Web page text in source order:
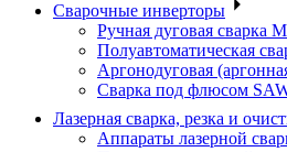
Сварочные инверторы
Ручная дуговая сварка
Полуавтоматическая
Аргонодуговая
Сварка под флюсом
Лазерная сварка, резка и
Аппараты лазерной